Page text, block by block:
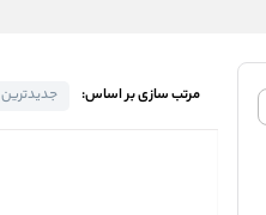
مرتب سازی بر اساس: جدیدترین